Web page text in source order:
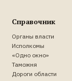
Справочник
Органы власти
Исполкомы
«Одно окно»
Таможня
Дороги области